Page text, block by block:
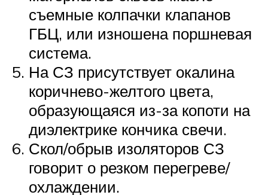
съемные колпачки клапанов
ГБЦ, или изношена поршневая
система.
На СЗ присутствует окалина
коричнево-желтого цвета,
образующаяся из-за копоти на
диэлектрике кончика свечи.
Скол/обрыв изоляторов СЗ
говорит о резком перегреве/
охлаждении.